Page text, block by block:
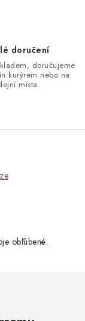
doručení
doručujeme
kurýrem nebo na
místa.
obľúbené.